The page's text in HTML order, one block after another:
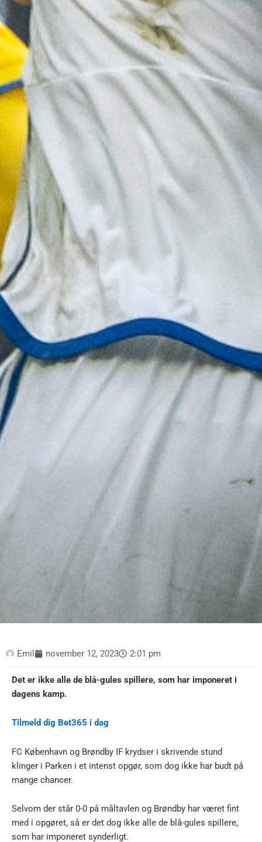
Emil november 12, 2023 2:01 pm
Det er ikke alle de blå-gules spillere, som har imponeret i
dagens kamp.
Tilmeld dig Bet365 i dag
FC København og Brøndby IF krydser i skrivende stund
klinger i Parken i et intenst opgør, som dog ikke har budt på
mange chancer.
Selvom der står 0-0 på måltavlen og Brøndby har været fint
med i opgøret, så er det dog ikke alle de blå-gules spillere,
som har imponeret synderligt.